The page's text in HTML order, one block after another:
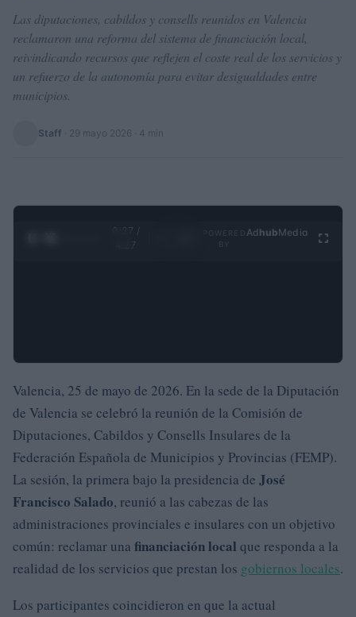
Las diputaciones, cabildos y consells reunidos en Valencia
reclamaron una reforma del sistema de financiación local,
reivindicando recursos que reflejen el coste real de los servicios y
un refuerzo de la autonomía para evitar desigualdades entre
municipios.
Staff 29 mayo 2026 · 4 min
0:28 /
4:27
Ad hubMedia
Valencia, 25 de mayo de 2026. En la sede de la Diputación
de Valencia se celebró la reunión de la Comisión de
Diputaciones, Cabildos y Consells Insulares de la
Federación Española de Municipios y Provincias (FEMP).
La sesión, la primera bajo la presidencia de José
Francisco Salado, reunió a las cabezas de las
administraciones provinciales e insulares con un objetivo
común: reclamar una financiación local que responda a la
realidad de los servicios que prestan los gobiernos locales.
Los participantes coincidieron en que la actual